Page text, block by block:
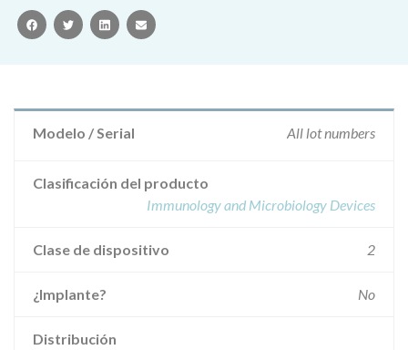
facebooktwitterlinkedinemail
Modelo / Serial All lot numbers
Clasificación del producto
Immunology and Microbiology Devices
Clase de dispositivo 2
¿Implante? No
Distribución